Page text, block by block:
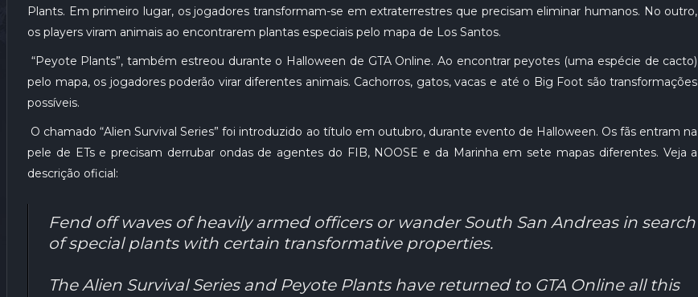
Plants. Em primeiro lugar, os jogadores transformam-se em extraterrestres que precisam eliminar humanos. No outro,
os players viram animais ao encontrarem plantas especiais pelo mapa de Los Santos.
“Peyote Plants”, também estreou durante o Halloween de GTA Online. Ao encontrar peyotes (uma espécie de cacto)
pelo mapa, os jogadores poderão virar diferentes animais. Cachorros, gatos, vacas e até o Big Foot são transformações
possíveis.
O chamado “Alien Survival Series” foi introduzido ao título em outubro, durante evento de Halloween. Os fãs entram na
pele de ETs e precisam derrubar ondas de agentes do FIB, NOOSE e da Marinha em sete mapas diferentes. Veja a
descrição oficial:
Fend off waves of heavily armed officers or wander South San Andreas in search
of special plants with certain transformative properties.
The Alien Survival Series and Peyote Plants have returned to GTA Online all this